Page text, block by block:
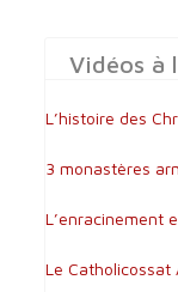
Vidéos à
L’histoire des
3 monastères
L’enracinement
Le Catholicossat